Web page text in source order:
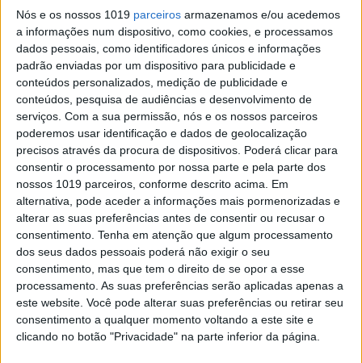
Nós e os nossos 1019 parceiros armazenamos e/ou acedemos
a informações num dispositivo, como cookies, e processamos
dados pessoais, como identificadores únicos e informações
padrão enviadas por um dispositivo para publicidade e
conteúdos personalizados, medição de publicidade e
conteúdos, pesquisa de audiências e desenvolvimento de
serviços. Com a sua permissão, nós e os nossos parceiros
poderemos usar identificação e dados de geolocalização
precisos através da procura de dispositivos. Poderá clicar para
consentir o processamento por nossa parte e pela parte dos
nossos 1019 parceiros, conforme descrito acima. Em
alternativa, pode aceder a informações mais pormenorizadas e
alterar as suas preferências antes de consentir ou recusar o
consentimento. Tenha em atenção que algum processamento
dos seus dados pessoais poderá não exigir o seu
consentimento, mas que tem o direito de se opor a esse
processamento. As suas preferências serão aplicadas apenas a
este website. Você pode alterar suas preferências ou retirar seu
consentimento a qualquer momento voltando a este site e
clicando no botão "Privacidade" na parte inferior da página.
MAIS NA VISÃO
CULTURANDO NA LUSOFONIA
“O Sol se escurecerá, e a Lua não
dará a sua luz, e as estrelas cairão
do céu”. Eclipse: ecos antigos de
medos apocalípticos